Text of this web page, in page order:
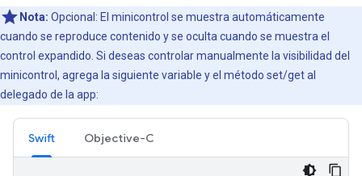
Nota: Opcional: El minicontrol se muestra automáticamente
cuando se reproduce contenido y se oculta cuando se muestra el
control expandido. Si deseas controlar manualmente la visibilidad del
minicontrol, agrega la siguiente variable y el método set/get al
delegado de la app:
Swift Objective-C